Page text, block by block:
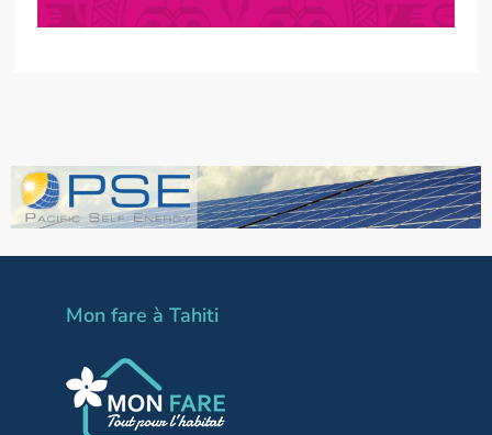
Mon fare à Tahiti